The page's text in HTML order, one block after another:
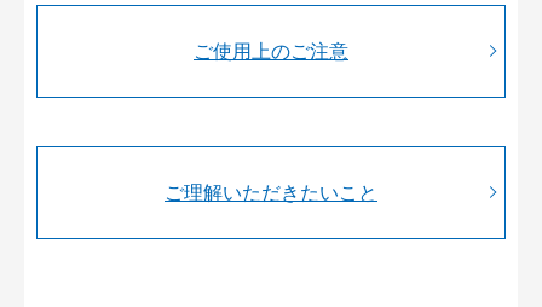
ご使用上のご注意
ご理解いただきたいこと